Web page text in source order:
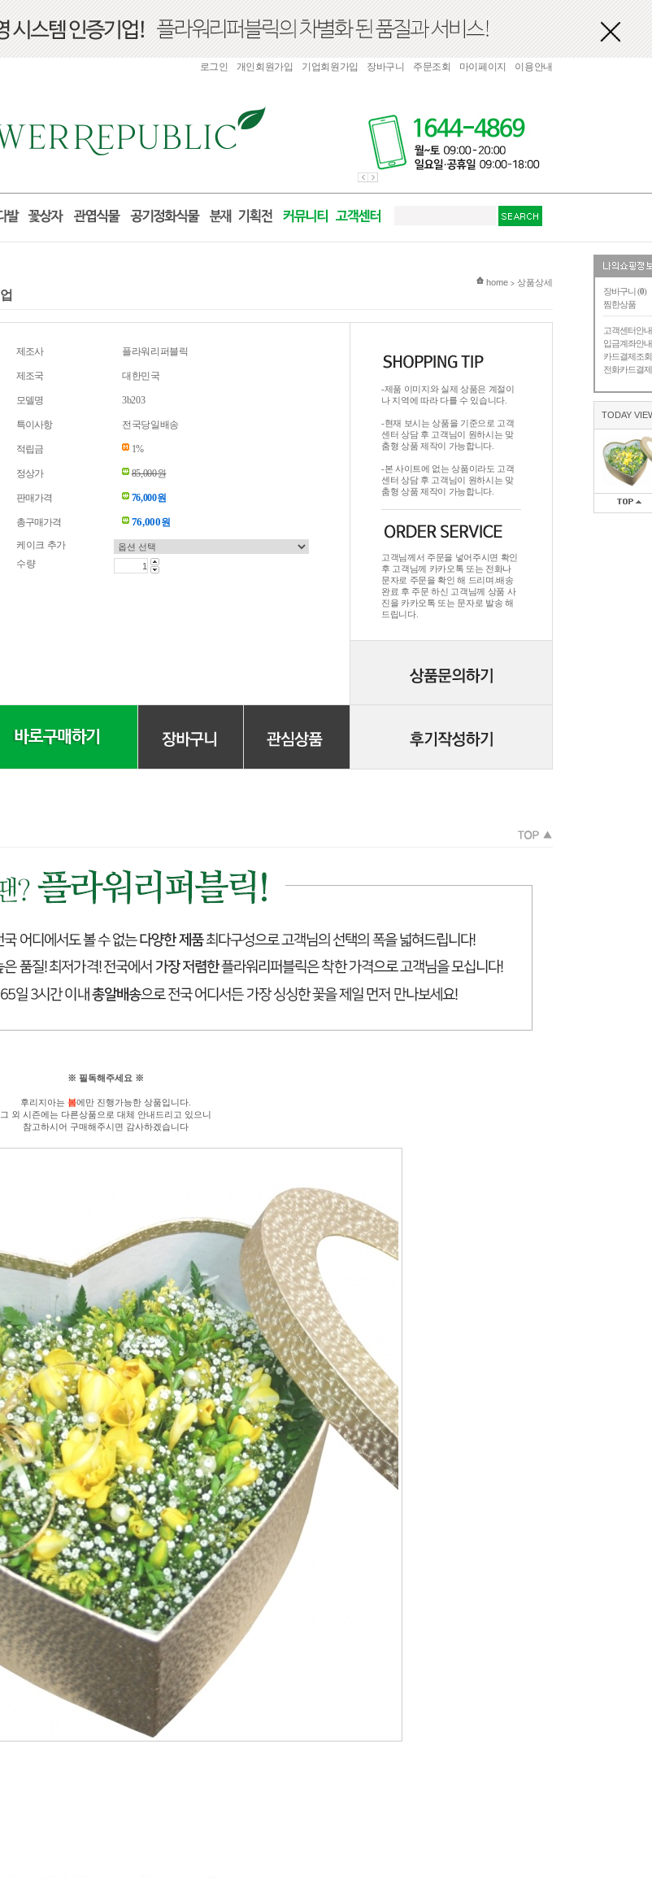
장바구니 (0)
찜한상품
고객센터안내
입금계좌안내
카드결제조회
전화카드결제
TODAY
로그인 개인회원가입 기업회원가입 장바구니 주문조회 마이페이지 이용안내
현재 위치
home > 상품상세
제조사 플라워리퍼블릭
제조국 대한민국
모델명 3b203
특이사항 전국당일배송
적립금 1%
정상가 85,000원
판매가격 76,000원
총구매가격 76,000원
케이크 추가
수량
-제품 이미지와 실제 상품은 계절이
나 지역에 따라 다를 수 있습니다.
-현재 보시는 상품을 기준으로 고객
센터 상담 후 고객님이 원하시는 맞
춤형 상품 제작이 가능합니다.
-본 사이트에 없는 상품이라도 고객
센터 상담 후 고객님이 원하시는 맞
춤형 상품 제작이 가능합니다.
고객님께서 주문을 넣어주시면 확인
후 고객님께 카카오톡 또는 전화나
문자로 주문을 확인 해 드리며.배송
완료 후 주문 하신 고객님께 상품 사
진을 카카오톡 또는 문자로 발송 해
드립니다.
※ 필독해주세요 ※
후리지아는 봄에만 진행가능한 상품입니다.
그 외 시즌에는 다른상품으로 대체 안내드리고 있으니
참고하시어 구매해주시면 감사하겠습니다